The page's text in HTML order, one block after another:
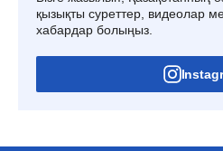
қызықты суреттер, видеолар
хабардар болыңыз.